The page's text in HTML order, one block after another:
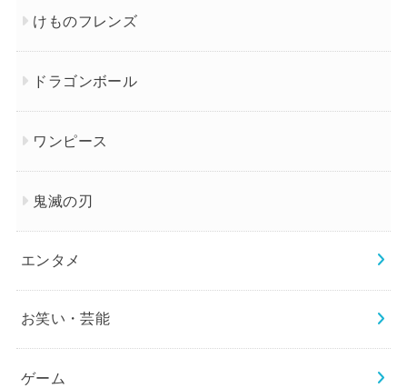
けものフレンズ
ドラゴンボール
ワンピース
鬼滅の刃
エンタメ
お笑い・芸能
ゲーム